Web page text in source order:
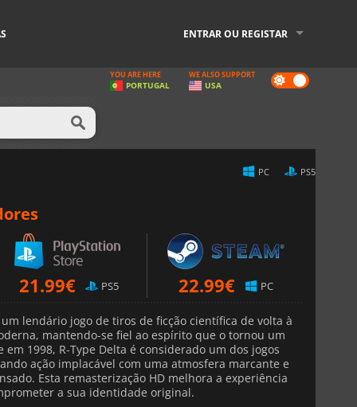
ENTRAR OU REGISTAR
Dark
mode
YOU ARE HERE
PORTUGAL
WE ALSO SUPPORT
USA
PC PS5
21.99€ PS5 22.99€ PC
lendário jogo de tiros de ficção científica de volta à
mantendo-se fiel ao espírito que o tornou um
1998, R-Type Delta é considerado um dos jogos
ação implacável com uma atmosfera marcante e
Esta remasterização HD melhora a experiência
a sua identidade original.